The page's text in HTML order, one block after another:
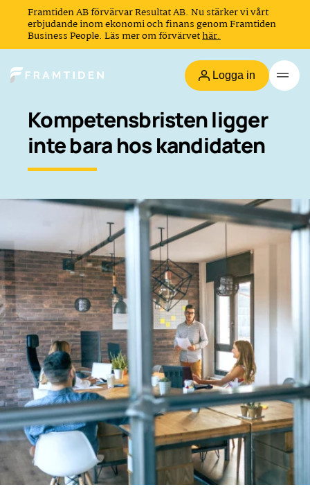
Framtiden AB förvärvar Resultat AB. Nu stärker vi vårt
erbjudande inom ekonomi och finans genom Framtiden
Business People. Läs mer om förvärvethär.
Logga in
Kompetensbristen ligger
inte bara hos kandidaten